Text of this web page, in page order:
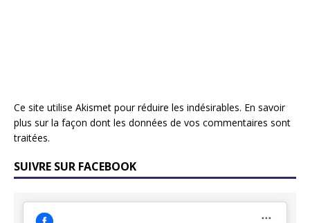
Ce site utilise Akismet pour réduire les indésirables. En savoir
plus sur la façon dont les données de vos commentaires sont
traitées.
SUIVRE SUR FACEBOOK